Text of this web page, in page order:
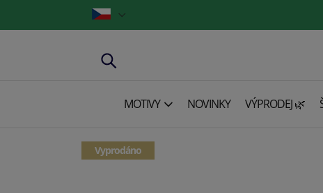
MOTIVY NOVINKY VÝPRODEJ 🌿
Vyprodáno